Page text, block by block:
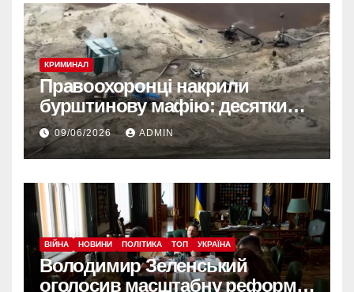
КРИМИНАЛ
Правоохоронці накрили
бурштинову мафію: десятки
обшуків у різних регіонах
09/06/2026 ADMIN
ВІЙНА НОВИНИ ПОЛІТИКА ТОП УКРАЇНА
Володимир Зеленський
оголосив масштабну реформу